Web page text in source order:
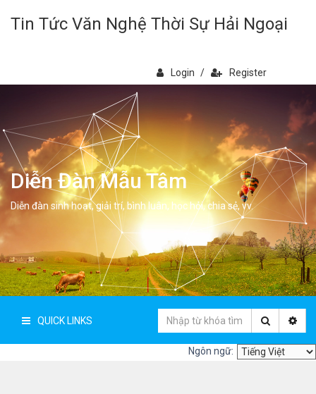
Tin Tức Văn Nghệ Thời Sự Hải Ngoại
Login / Register
Diễn Đàn Mẫu Tâm
Diễn đàn sinh hoạt, giải trí, bình luân, học hỏi, chia sẻ, vv.
QUICK LINKS
Ngôn ngữ: